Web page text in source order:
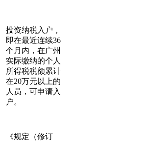
投资纳税入户，
即在最近连续36
个月内，在广州
实际缴纳的个人
所得税税额累计
在20万元以上的
人员，可申请入
户。
《规定（修订